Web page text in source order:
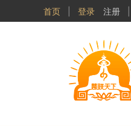
首页 登录 注册